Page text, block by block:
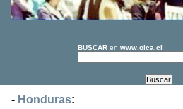
BUSCAR en www.olca.cl
- Honduras: